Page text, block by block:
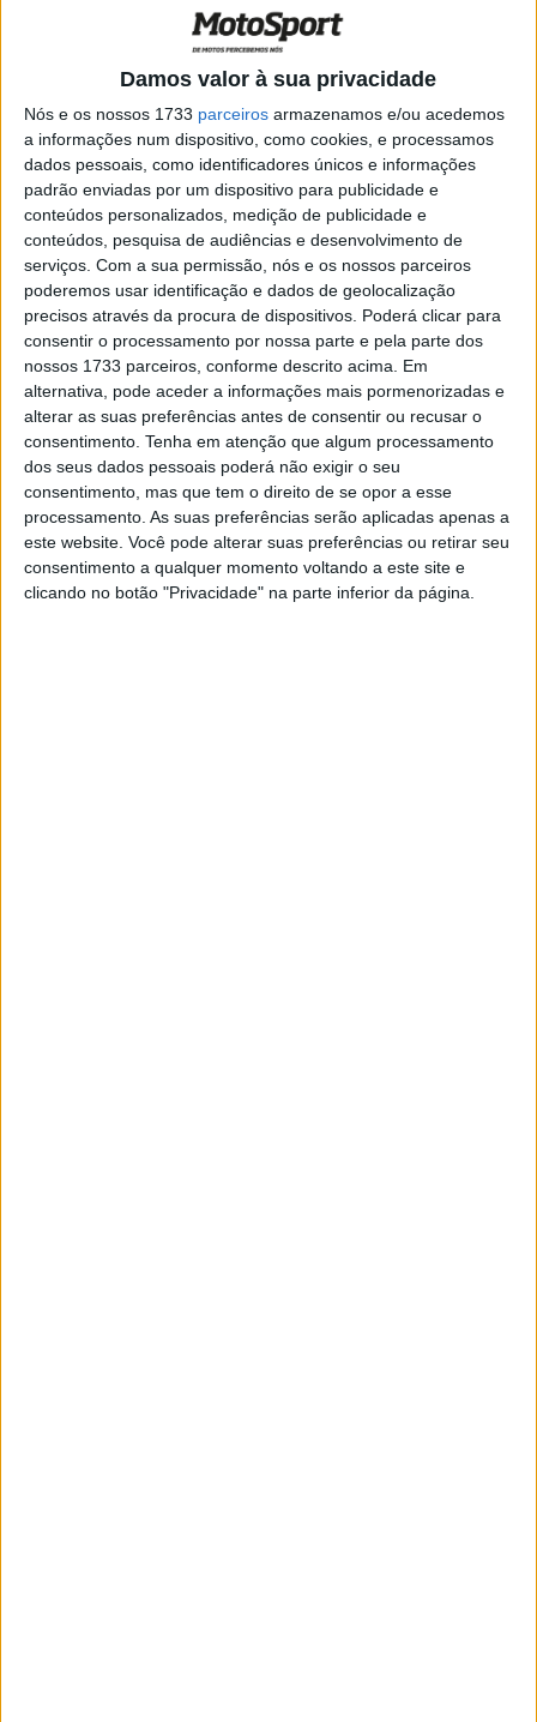
Damos valor à sua privacidade
Nós e os nossos 1733 parceiros armazenamos e/ou acedemos
a informações num dispositivo, como cookies, e processamos
dados pessoais, como identificadores únicos e informações
padrão enviadas por um dispositivo para publicidade e
conteúdos personalizados, medição de publicidade e
conteúdos, pesquisa de audiências e desenvolvimento de
serviços. Com a sua permissão, nós e os nossos parceiros
poderemos usar identificação e dados de geolocalização
precisos através da procura de dispositivos. Poderá clicar para
consentir o processamento por nossa parte e pela parte dos
nossos 1733 parceiros, conforme descrito acima. Em
alternativa, pode aceder a informações mais pormenorizadas e
alterar as suas preferências antes de consentir ou recusar o
consentimento. Tenha em atenção que algum processamento
dos seus dados pessoais poderá não exigir o seu
consentimento, mas que tem o direito de se opor a esse
processamento. As suas preferências serão aplicadas apenas a
este website. Você pode alterar suas preferências ou retirar seu
consentimento a qualquer momento voltando a este site e
clicando no botão "Privacidade" na parte inferior da página.
Fotos Honda HRC
Toni Bou chegou a Inglaterra há dias com a intenção de
conquistar o seu 38º título mundial de Trial Outdoor, e
alcançou o seu objetivo através de uma série de vitórias.
O piloto da Repsol Honda HRC foi forte desde o início da
prova e acabou por fazer mais do que o suficiente,
conquistando a vitória com apenas três pontos de
penalização. Este foi o seu 19º título outdoor – e seu 38º
no total nas disciplinas de Trial, contando com os Indoor.